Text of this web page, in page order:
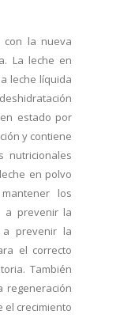
con la nueva
La leche en
leche líquida
estado por
y contiene
nutricionales
en polvo
los
a prevenir la
a prevenir la
el correcto
También
regeneración
el crecimiento